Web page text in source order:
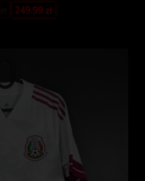
zł 249.99zł